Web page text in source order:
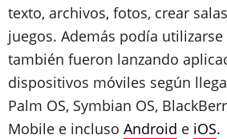
texto, archivos, fotos, crear
juegos. Además podía
también fueron lanzando
dispositivos móviles según
Palm OS, Symbian OS,
Mobile e incluso Android e iOS.